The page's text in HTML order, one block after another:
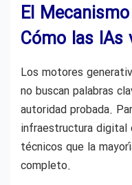
El
Cómo las IAs
Los motores
no buscan palabras
autoridad probada.
infraestructura digital
técnicos que la
completo.